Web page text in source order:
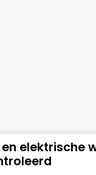
elektrische